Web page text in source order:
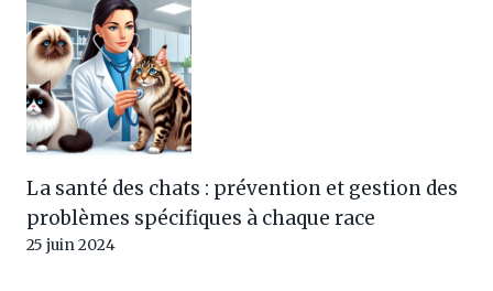
La santé des chats : prévention et gestion des
problèmes spécifiques à chaque race
25 juin 2024